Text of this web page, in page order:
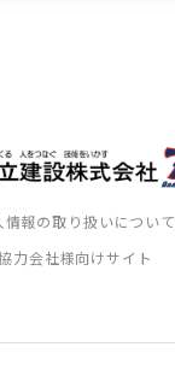
情報の取り扱いについて
力会社様向けサイト